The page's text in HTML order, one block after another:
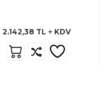
2.142,38 TL KDV